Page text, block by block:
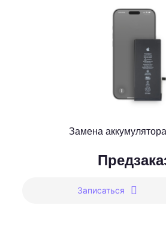
Замена
Записаться